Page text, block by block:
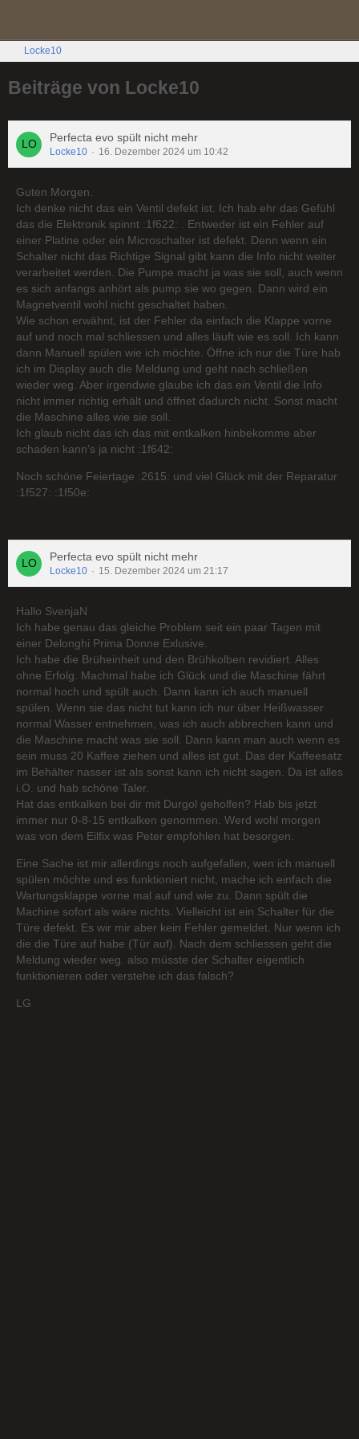
Locke10
Beiträge von Locke10
Perfecta evo spült nicht mehr
Locke10 16. Dezember 2024 um 10:42
Guten Morgen.
Ich denke nicht das ein Ventil defekt ist. Ich hab ehr das Gefühl
das die Elektronik spinnt :1f622: . Entweder ist ein Fehler auf
einer Platine oder ein Microschalter ist defekt. Denn wenn ein
Schalter nicht das Richtige Signal gibt kann die Info nicht weiter
verarbeitet werden. Die Pumpe macht ja was sie soll, auch wenn
es sich anfangs anhört als pump sie wo gegen. Dann wird ein
Magnetventil wohl nicht geschaltet haben.
Wie schon erwähnt, ist der Fehler da einfach die Klappe vorne
auf und noch mal schliessen und alles läuft wie es soll. Ich kann
dann Manuell spülen wie ich möchte. Öffne ich nur die Türe hab
ich im Display auch die Meldung und geht nach schließen
wieder weg. Aber irgendwie glaube ich das ein Ventil die Info
nicht immer richtig erhält und öffnet dadurch nicht. Sonst macht
die Maschine alles wie sie soll.
Ich glaub nicht das ich das mit entkalken hinbekomme aber
schaden kann's ja nicht :1f642:
Noch schöne Feiertage :2615: und viel Glück mit der Reparatur
:1f527: :1f50e:
Perfecta evo spült nicht mehr
Locke10 15. Dezember 2024 um 21:17
Hallo SvenjaN
Ich habe genau das gleiche Problem seit ein paar Tagen mit
einer Delonghi Prima Donne Exlusive.
Ich habe die Brüheinheit und den Brühkolben revidiert. Alles
ohne Erfolg. Machmal habe ich Glück und die Maschine fährt
normal hoch und spült auch. Dann kann ich auch manuell
spülen. Wenn sie das nicht tut kann ich nur über Heißwasser
normal Wasser entnehmen, was ich auch abbrechen kann und
die Maschine macht was sie soll. Dann kann man auch wenn es
sein muss 20 Kaffee ziehen und alles ist gut. Das der Kaffeesatz
im Behälter nasser ist als sonst kann ich nicht sagen. Da ist alles
i.O. und hab schöne Taler.
Hat das entkalken bei dir mit Durgol geholfen? Hab bis jetzt
immer nur 0-8-15 entkalken genommen. Werd wohl morgen
was von dem Eilfix was Peter empfohlen hat besorgen.
Eine Sache ist mir allerdings noch aufgefallen, wen ich manuell
spülen möchte und es funktioniert nicht, mache ich einfach die
Wartungsklappe vorne mal auf und wie zu. Dann spült die
Machine sofort als wäre nichts. Vielleicht ist ein Schalter für die
Türe defekt. Es wir mir aber kein Fehler gemeldet. Nur wenn ich
die die Türe auf habe (Tür auf). Nach dem schliessen geht die
Meldung wieder weg. also müsste der Schalter eigentlich
funktionieren oder verstehe ich das falsch?
LG